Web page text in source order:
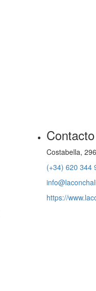
Contacto
Costabella,
(+34) 620 344
https://